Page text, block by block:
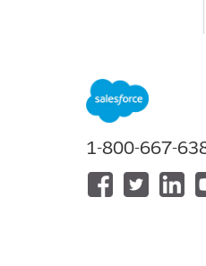
1-800-667-